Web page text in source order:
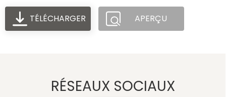
TÉLÉCHARGER APERÇU
RÉSEAUX SOCIAUX